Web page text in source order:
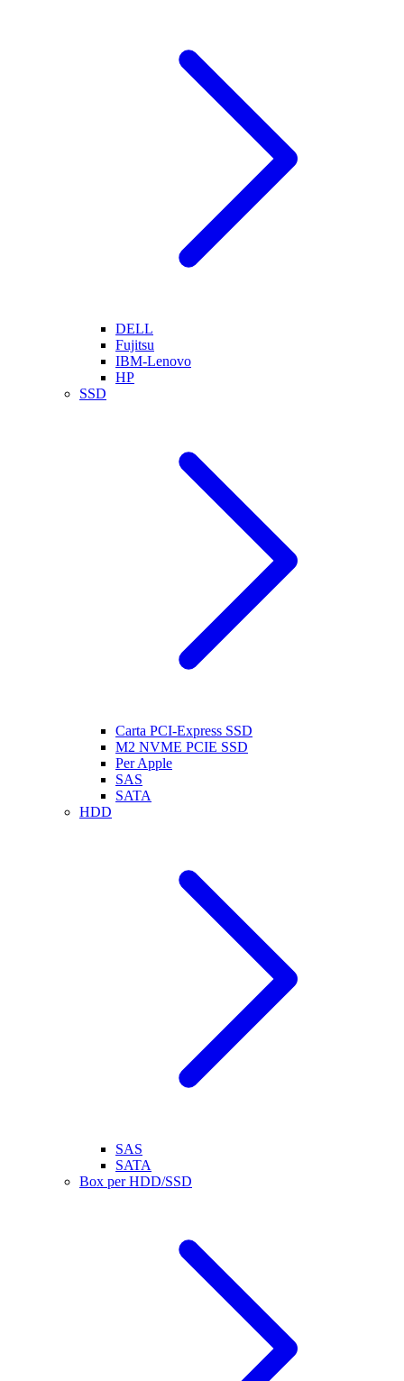
DELL
Fujitsu
IBM-Lenovo
HP
SSD
Carta PCI-Express SSD
M2 NVME PCIE SSD
Per Apple
SAS
SATA
HDD
SAS
SATA
Box per HDD/SSD